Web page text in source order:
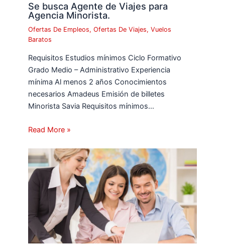
Se busca Agente de Viajes para
Agencia Minorista.
Ofertas De Empleos,Ofertas De Viajes,Vuelos
Baratos
Requisitos Estudios mínimos Ciclo Formativo
Grado Medio – Administrativo Experiencia
mínima Al menos 2 años Conocimientos
necesarios Amadeus Emisión de billetes
Minorista Savia Requisitos mínimos…
Read More »